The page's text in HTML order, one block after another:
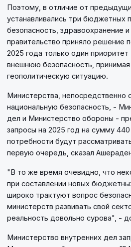
Поэтому, в отличие от
устанавливались три бюджетных
безопасность, здравоохранение
правительство приняло
2025 года только один
внешнюю безопасность,
геополитическую ситуацию.
Министерства, непосредственно
национальную безопасность, -
дел и Министерство обороны -
запросы на 2025 год на сумму
потребности будут
первую очередь, сказал
"В то же время очевидно, что
при составлении новых
широко трактуют вопрос
министерств развивать свой
реальность довольно сурова", -
Министерство внутренних дел